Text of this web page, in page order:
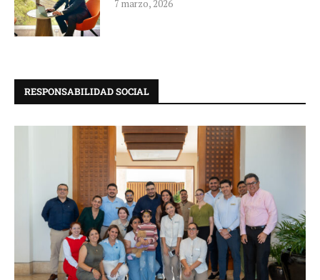
7 marzo, 2026
RESPONSABILIDAD SOCIAL